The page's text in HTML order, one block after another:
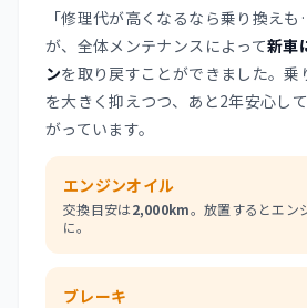
「修理代が高くなるなら乗り換え
が、全体メンテナンスによって新車
ンを取り戻すことができました。乗
を大きく抑えつつ、あと2年安心し
がっています。
エンジンオイル
交換目安は2,000km。放置するとエン
に。
ブレーキ